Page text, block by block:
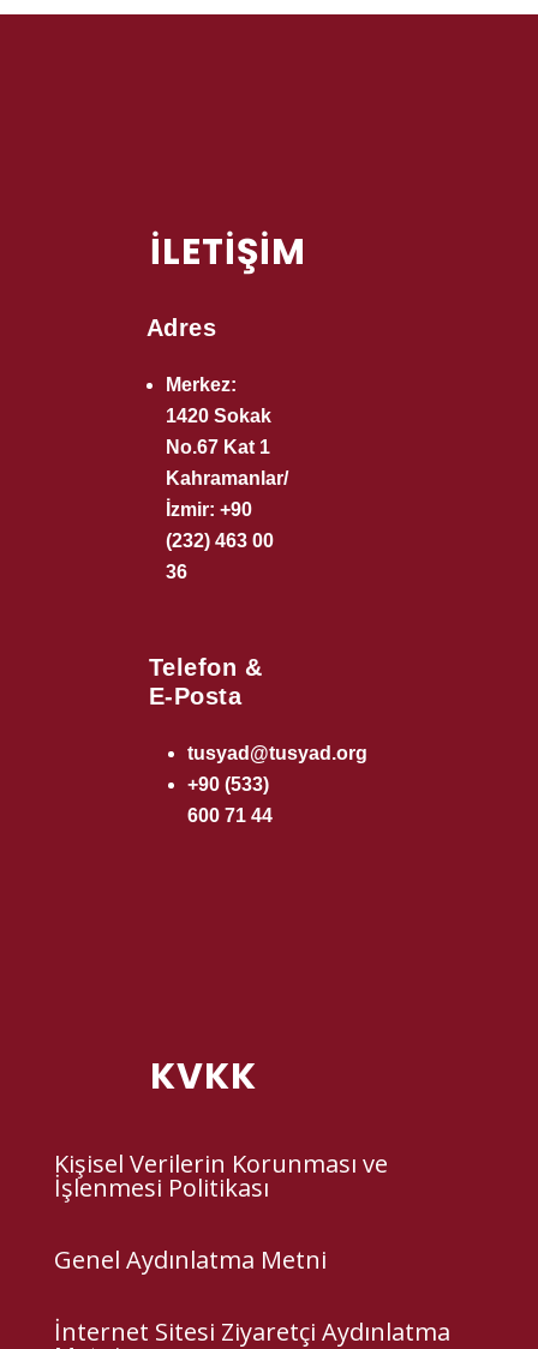
İLETİŞİM
Adres
Merkez:
1420 Sokak
No.67 Kat 1
Kahramanlar/
İzmir: +90
(232) 463 00
36
Telefon &
E-Posta
tusyad@tusyad.org
+90 (533)
600 71 44
KVKK
Kişisel Verilerin Korunması ve
İşlenmesi Politikası
Genel Aydınlatma Metni
İnternet Sitesi Ziyaretçi Aydınlatma